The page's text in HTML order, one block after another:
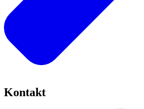
Kontakt